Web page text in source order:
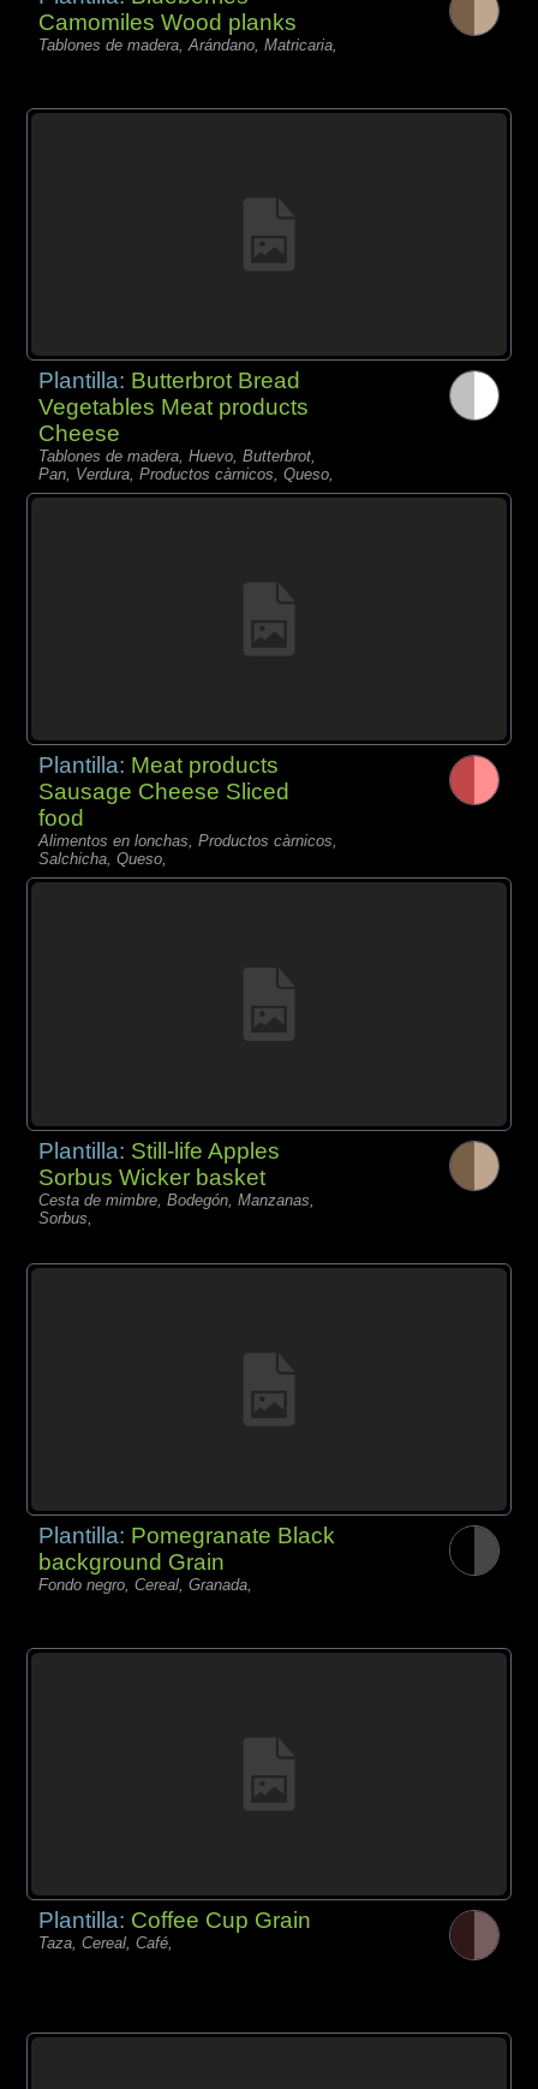
Camomiles Wood planks
Tablones de madera, Arándano, Matricaria,
Plantilla: Butterbrot Bread
Vegetables Meat products
Cheese
Tablones de madera, Huevo, Butterbrot,
Pan, Verdura, Productos càrnicos, Queso,
Plantilla: Meat products
Sausage Cheese Sliced
food
Alimentos en lonchas, Productos càrnicos,
Salchicha, Queso,
Plantilla: Still-life Apples
Sorbus Wicker basket
Cesta de mimbre, Bodegón, Manzanas,
Sorbus,
Plantilla: Pomegranate Black
background Grain
Fondo negro, Cereal, Granada,
Plantilla: Coffee Cup Grain
Taza, Cereal, Café,